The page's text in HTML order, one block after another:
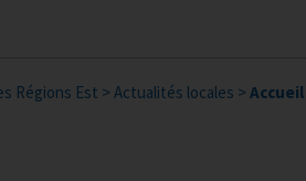
Régions Est > Actualités locales >